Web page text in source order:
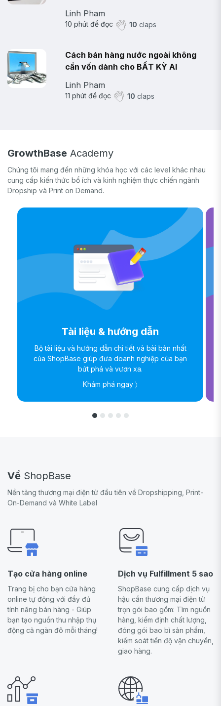
Linh Pham
10 phút để đọc 10 claps
Cách bán hàng nước ngoài không
cần vốn dành cho BẤT KỲ AI
Linh Pham
11 phút để đọc 10 claps
GrowthBase Academy
Chúng tôi mang đến những khóa học với các level khác nhau
cung cấp kiến thức bổ ích và kinh nghiệm thực chiến ngành
Dropship và Print on Demand.
Tài liệu & hướng dẫn
Bộ tài liệu và hướng dẫn chi tiết và bài bản nhất
của ShopBase giúp đưa doanh nghiệp của bạn
bứt phá và vươn xa.
Khám phá ngay 〉
Về ShopBase
Nền tảng thương mại điện tử đầu tiên về Dropshipping, Print-
On-Demand và White Label
Tạo cửa hàng online
Trang bị cho bạn cửa hàng
online tự động với đầy đủ
tính năng bán hàng - Giúp
bạn tạo nguồn thu nhập thụ
động cả ngàn đô mỗi tháng!
Dịch vụ Fulfillment 5 sao
ShopBase cung cấp dịch vụ
hậu cần thương mại điện tử
trọn gói bao gồm: Tìm nguồn
hàng, kiểm định chất lượng,
đóng gói bao bì sản phẩm,
kiểm soát tiến độ vận chuyển,
giao hàng.